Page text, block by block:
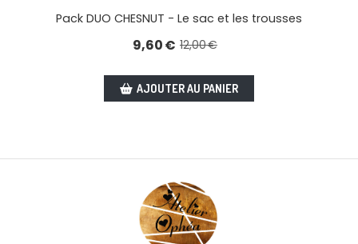
Pack DUO CHESNUT - Le sac et les trousses
9,60€ 12,00€
AJOUTER AU PANIER